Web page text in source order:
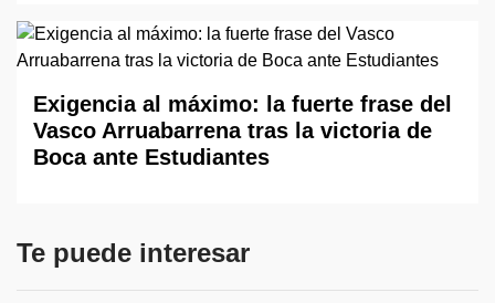
Exigencia al máximo: la fuerte frase del
Vasco Arruabarrena tras la victoria de
Boca ante Estudiantes
Te puede interesar